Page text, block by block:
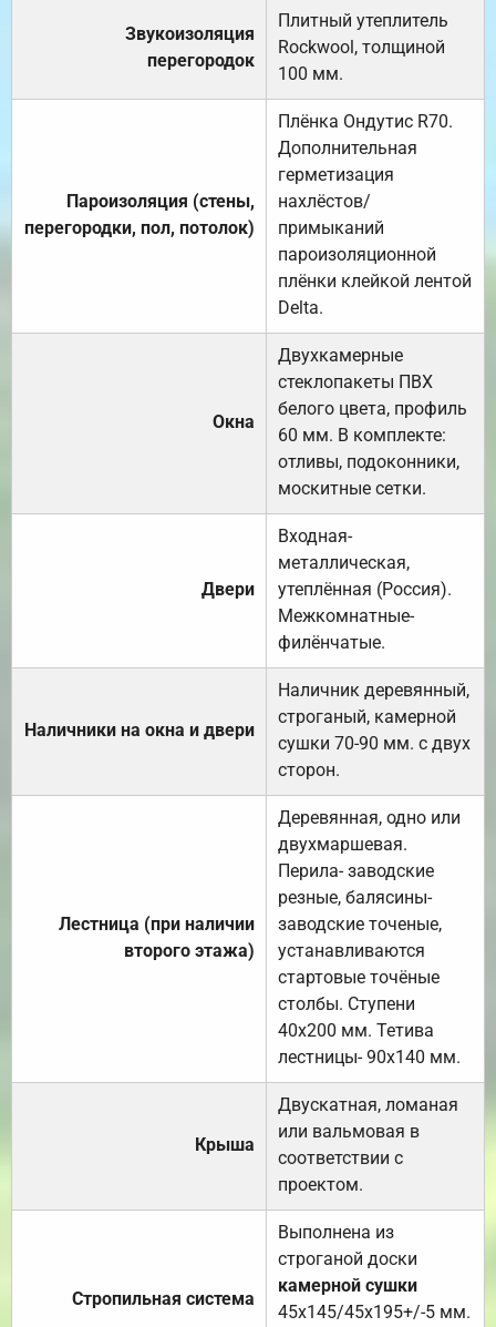
Звукоизоляция
перегородок
Плитный утеплитель
Rockwool, толщиной
100 мм.
Пароизоляция (стены,
перегородки, пол, потолок)
Плёнка Ондутис R70.
Дополнительная
герметизация
нахлёстов/
примыканий
пароизоляционной
плёнки клейкой лентой
Delta.
Окна
Двухкамерные
стеклопакеты ПВХ
белого цвета, профиль
60 мм. В комплекте:
отливы, подоконники,
москитные сетки.
Двери
Входная-
металлическая,
утеплённая (Россия).
Межкомнатные-
филёнчатые.
Наличники на окна и двери
Наличник деревянный,
строганый, камерной
сушки 70-90 мм. с двух
сторон.
Лестница (при наличии
второго этажа)
Деревянная, одно или
двухмаршевая.
Перила- заводские
резные, балясины-
заводские точеные,
устанавливаются
стартовые точёные
столбы. Ступени
40х200 мм. Тетива
лестницы- 90х140 мм.
Крыша
Двускатная, ломаная
или вальмовая в
соответствии с
проектом.
Стропильная система
Выполнена из
строганой доски
камерной сушки
45х145/45х195+/-5 мм.